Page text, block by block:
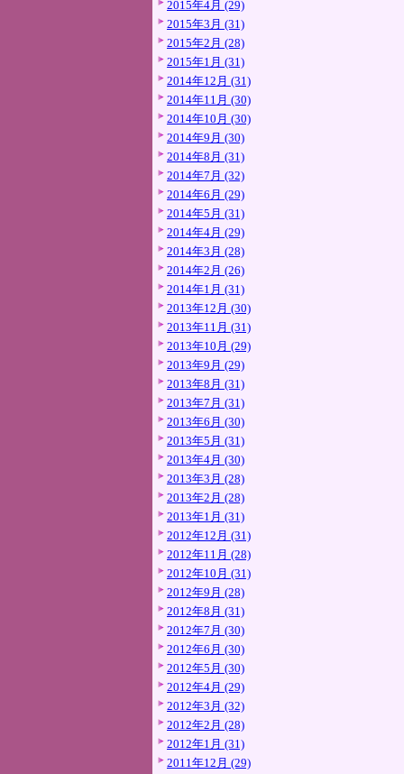
2015年4月 (29)
2015年3月 (31)
2015年2月 (28)
2015年1月 (31)
2014年12月 (31)
2014年11月 (30)
2014年10月 (30)
2014年9月 (30)
2014年8月 (31)
2014年7月 (32)
2014年6月 (29)
2014年5月 (31)
2014年4月 (29)
2014年3月 (28)
2014年2月 (26)
2014年1月 (31)
2013年12月 (30)
2013年11月 (31)
2013年10月 (29)
2013年9月 (29)
2013年8月 (31)
2013年7月 (31)
2013年6月 (30)
2013年5月 (31)
2013年4月 (30)
2013年3月 (28)
2013年2月 (28)
2013年1月 (31)
2012年12月 (31)
2012年11月 (28)
2012年10月 (31)
2012年9月 (28)
2012年8月 (31)
2012年7月 (30)
2012年6月 (30)
2012年5月 (30)
2012年4月 (29)
2012年3月 (32)
2012年2月 (28)
2012年1月 (31)
2011年12月 (29)